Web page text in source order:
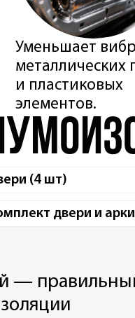
Уменьшает
металлических
и пластиковых
элементов.
(4 шт)
двери и арки
—